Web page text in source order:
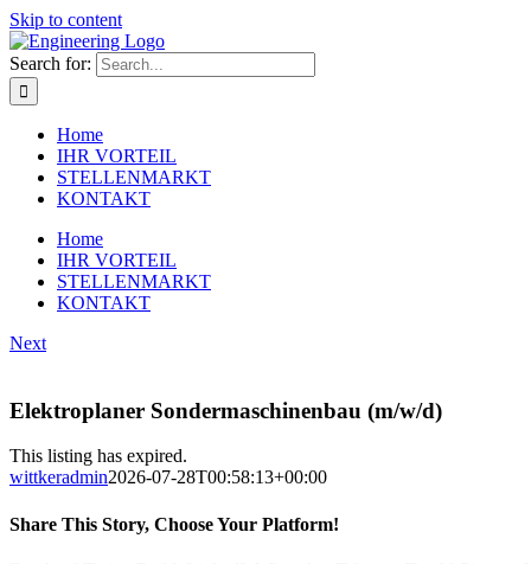
Skip to content
Search for:
Home
IHR VORTEIL
STELLENMARKT
KONTAKT
Home
IHR VORTEIL
STELLENMARKT
KONTAKT
Next
Elektroplaner Sondermaschinenbau (m/w/d)
This listing has expired.
wittkeradmin2026-07-28T00:58:13+00:00
Share This Story, Choose Your Platform!